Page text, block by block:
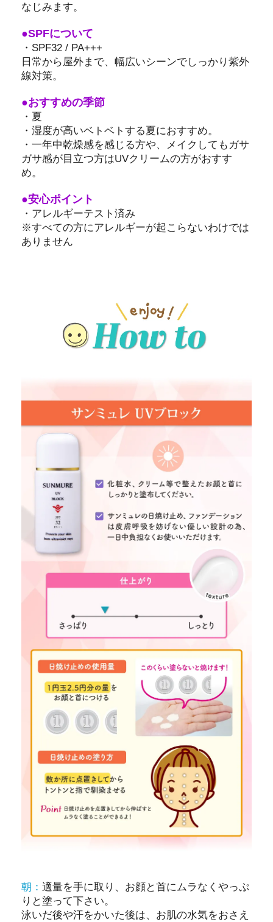
なじみます。
●SPFについて
・SPF32 / PA+++
日常から屋外まで、幅広いシーンでしっかり紫外
線対策。
●おすすめの季節
・夏
・湿度が高いベトベトする夏におすすめ。
・一年中乾燥感を感じる方や、メイクしてもガサ
ガサ感が目立つ方はUVクリームの方がおすす
め。
●安心ポイント
・アレルギーテスト済み
※すべての方にアレルギーが起こらないわけでは
ありません
朝： 適量を手に取り、お顔と首にムラなくやっぷ
りと塗って下さい。
泳いだ後や汗をかいた後は、お肌の水気をおさえ